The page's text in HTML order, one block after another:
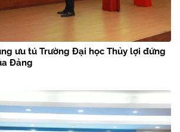
ưu tú Trường Đại học Thủy lợi đứng
Đảng